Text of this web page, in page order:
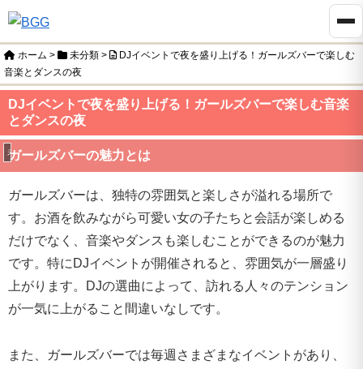
ホーム > 未分類 >
DJイベントで夜を盛り上げる！ガールズバーで楽しむ
音楽とダンスの夜
DJイベントで夜を盛り上げる！ガールズバーで楽しむ音楽
とダンスの夜
未分類
ガールズバーの魅力とは
ガールズバーは、独特の雰囲気と楽しさが溢れる場所で
す。お酒を飲みながら可愛い女の子たちと会話が楽しめる
だけでなく、音楽やダンスも楽しむことができるのが魅力
です。特にDJイベントが開催されると、雰囲気が一層盛り
上がります。DJの選曲によって、訪れる人々のテンション
が一気に上がること間違いなしです。
また、ガールズバーでは毎週さまざまなイベントがあり、